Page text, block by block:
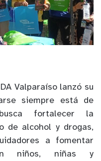
Valparaíso lanzó su
siempre está de
fortalecer la
de alcohol y drogas,
a fomentar
niños, niñas y